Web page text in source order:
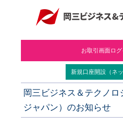
お取引画面ログ
新規口座開設（ネッ
岡三ビジネス＆テクノ
ジャパン）のお知らせ